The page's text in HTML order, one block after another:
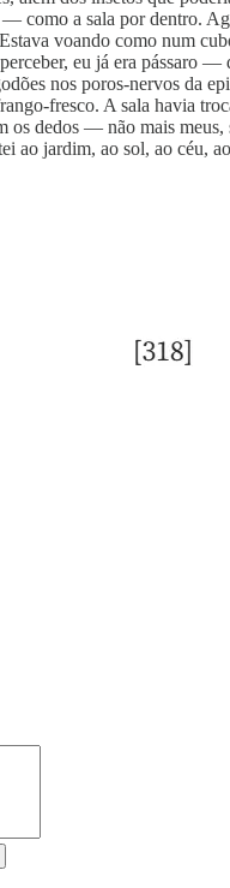
como a sala por dentro.
voando como num
eu já era pássaro
nos poros-nervos da
fresco. A sala havia
os dedos — não mais
ao jardim, ao sol, ao céu,